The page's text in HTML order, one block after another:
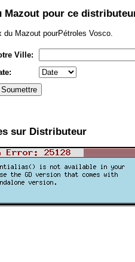
Mazout pour ce
Mazout pourPétroles Vosco.
Ville:
sur Distributeur